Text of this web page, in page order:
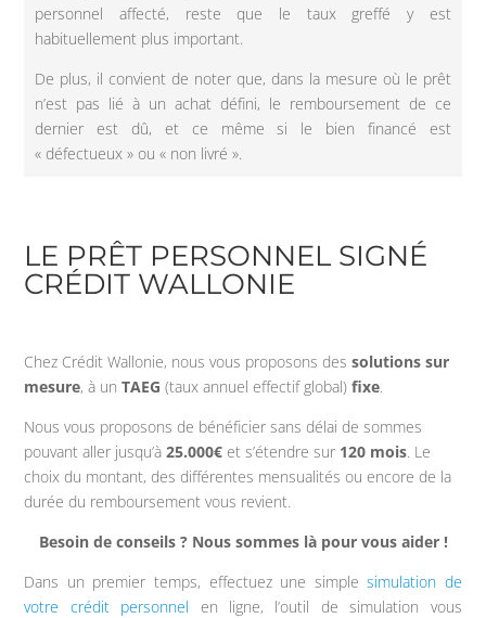
personnel affecté, reste que le taux greffé y est
habituellement plus important.
De plus, il convient de noter que, dans la mesure où le prêt
n’est pas lié à un achat défini, le remboursement de ce
dernier est dû, et ce même si le bien financé est
« défectueux » ou « non livré ».
LE PRÊT PERSONNEL SIGNÉ
CRÉDIT WALLONIE
Chez Crédit Wallonie, nous vous proposons dessolutions sur
mesure, à unTAEG(taux annuel effectif global)fixe.
Nous vous proposons de bénéficier sans délai de sommes
pouvant aller jusqu’à25.000€ et s’étendre sur 120 mois. Le
choix du montant, des différentes mensualités ou encore de la
durée du remboursement vous revient.
Besoin de conseils ? Nous sommes là pour vous aider !
Dans un premier temps, effectuez une simple simulation de
votre crédit personnel en ligne, l’outil de simulation vous